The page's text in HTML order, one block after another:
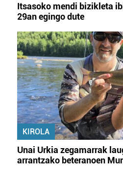
Itsasoko mendi bizikleta
29an egingo dute
KIROLA
Unai Urkia zegamarrak
arrantzako beteranoen